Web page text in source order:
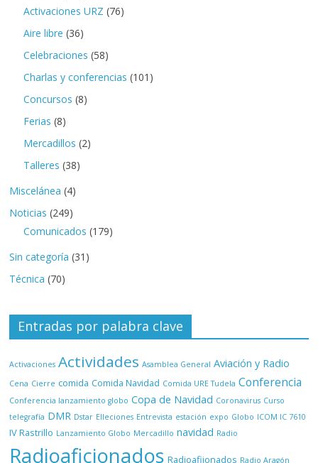
Activaciones URZ (76)
Aire libre (36)
Celebraciones (58)
Charlas y conferencias (101)
Concursos (8)
Ferias (8)
Mercadillos (2)
Talleres (38)
Miscelánea (4)
Noticias (249)
Comunicados (179)
Sin categoría (31)
Técnica (70)
Entradas por palabra clave
Activaciones Actividades Asamblea General Aviación y Radio
Cena Cierre comida Comida Navidad Comida URE Tudela Conferencia
Conferencia lanzamiento globo Copa de Navidad Coronavirus Curso
telegrafía DMR Dstar Elleciones Entrevista estación expo Globo ICOM IC 7610
IV Rastrillo Lanzamiento Globo Mercadillo navidad Radio
Radioaficionados Radioafiionados Radio Aragón